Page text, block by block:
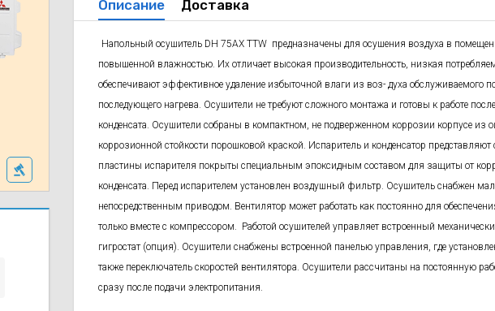
Описание Доставка
Напольный осушитель DH 75AX TTW предназначены для осушения воздуха в
повышенной влажностью. Их отличает высокая производительность, низкая
обеспечивают эффективное удаление избыточной влаги из воз- духа обслуживаемого
последующего нагрева. Осушители не требуют сложного монтажа и готовы к работе
конденсата. Осушители собраны в компактном, не подверженном коррозии корпусе из
коррозионной стойкости порошковой краской. Испаритель и конденсатор представляют
пластины испарителя покрыты специальным эпоксидным составом для защиты от
конденсата. Перед испарителем установлен воздушный фильтр. Осушитель снабжен
непосредственным приводом. Вентилятор может работать как постоянно для
только вместе с компрессором. Работой осушителей управляет встроенный
гигростат (опция). Осушители снабжены встроенной панелью управления, где
также переключатель скоростей вентилятора. Осушители рассчитаны на постоянную
сразу после подачи электропитания.
Осушители воздуха
Cхема 12 (FN-S) - для фанкойла
отработанном масле